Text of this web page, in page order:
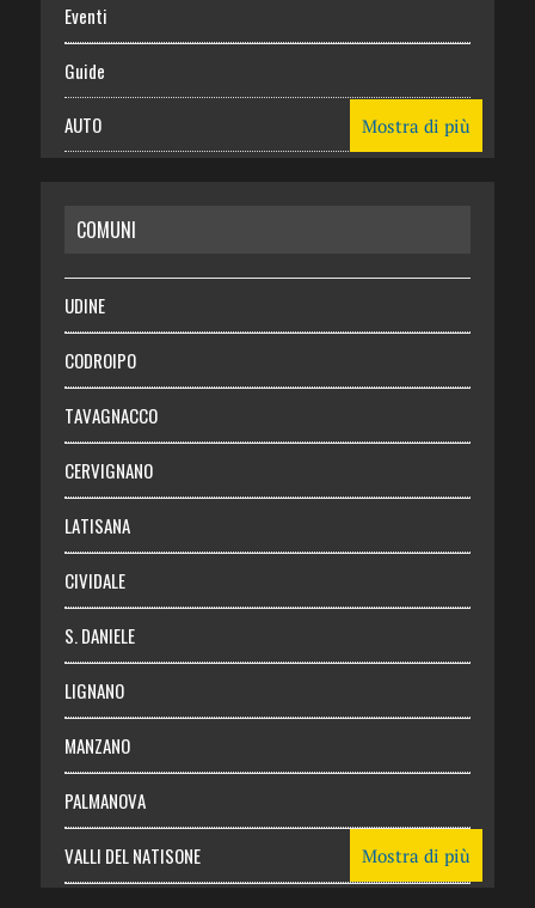
Eventi
Guide
AUTO
RISPARMIO
SALUTE
Necrologie
Chi siamo
Abbonati
Login
Mostra di più
COMUNI
UDINE
CODROIPO
TAVAGNACCO
CERVIGNANO
LATISANA
CIVIDALE
S. DANIELE
LIGNANO
MANZANO
PALMANOVA
VALLI DEL NATISONE Mostra di più